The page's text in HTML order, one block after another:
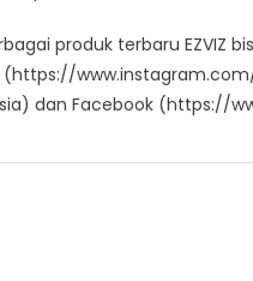
produk terbaru EZVIZ
dan Facebook (https://